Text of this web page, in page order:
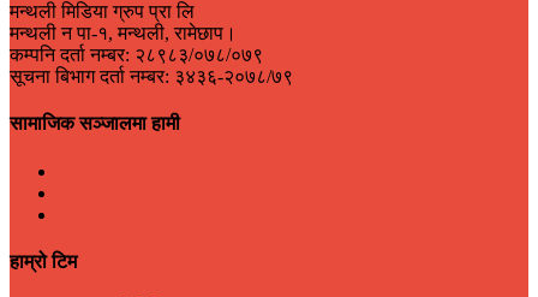
मन्थली मिडिया ग्रुप प्रा लि
मन्थली न पा-१, मन्थली, रामेछाप।
कम्पनि दर्ता नम्बर: २८९८३/०७८/०७९
सूचना बिभाग दर्ता नम्बर: ३४३६-२०७८/७९
सामाजिक सञ्जालमा हामी
हाम्रो टिम